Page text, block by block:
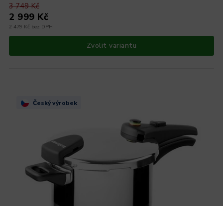
2 479 Kč bez DPH
3 749 Kč
2 999 Kč
Zvolit variantu
Český výrobek